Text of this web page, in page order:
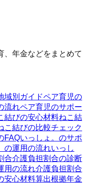
、年金などをまとめて
域別ガイドペア育児の
流れペア育児のサポー
結びの安心材料ねこ結
こ結びの比較チェック
FAQいっしょ。のサポ
の運用の流れいっし
合介護負担割合の診断
用の流れ介護負担割合
安心材料算出根拠年金